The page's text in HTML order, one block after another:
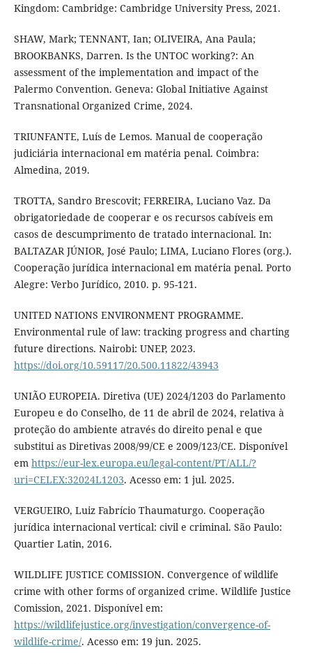
Kingdom: Cambridge: Cambridge University Press, 2021.
SHAW, Mark; TENNANT, Ian; OLIVEIRA, Ana Paula;
BROOKBANKS, Darren. Is the UNTOC working?: An
assessment of the implementation and impact of the
Palermo Convention. Geneva: Global Initiative Against
Transnational Organized Crime, 2024.
TRIUNFANTE, Luís de Lemos. Manual de cooperação
judiciária internacional em matéria penal. Coimbra:
Almedina, 2019.
TROTTA, Sandro Brescovit; FERREIRA, Luciano Vaz. Da
obrigatoriedade de cooperar e os recursos cabíveis em
casos de descumprimento de tratado internacional. In:
BALTAZAR JÚNIOR, José Paulo; LIMA, Luciano Flores (org.).
Cooperação jurídica internacional em matéria penal. Porto
Alegre: Verbo Jurídico, 2010. p. 95-121.
UNITED NATIONS ENVIRONMENT PROGRAMME.
Environmental rule of law: tracking progress and charting
future directions. Nairobi: UNEP, 2023.
https://doi.org/10.59117/20.500.11822/43943
UNIÃO EUROPEIA. Diretiva (UE) 2024/1203 do Parlamento
Europeu e do Conselho, de 11 de abril de 2024, relativa à
proteção do ambiente através do direito penal e que
substitui as Diretivas 2008/99/CE e 2009/123/CE. Disponível
em https://eur-lex.europa.eu/legal-content/PT/ALL/?
uri=CELEX:32024L1203. Acesso em: 1 jul. 2025.
VERGUEIRO, Luiz Fabrício Thaumaturgo. Cooperação
jurídica internacional vertical: civil e criminal. São Paulo:
Quartier Latin, 2016.
WILDLIFE JUSTICE COMISSION. Convergence of wildlife
crime with other forms of organized crime. Wildlife Justice
Comission, 2021. Disponível em:
https://wildlifejustice.org/investigation/convergence-of-
wildlife-crime/. Acesso em: 19 jun. 2025.